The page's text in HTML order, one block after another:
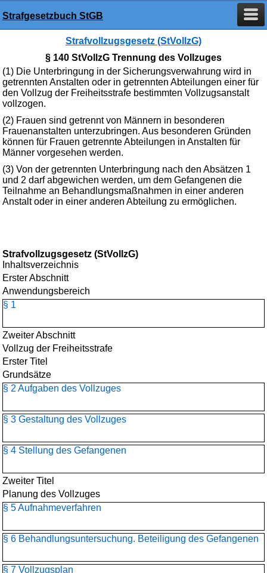
Strafgesetzbuch StGB
Strafvollzugsgesetz (StVollzG)
§ 140 StVollzG Trennung des Vollzuges
(1) Die Unterbringung in der Sicherungsverwahrung wird in
getrennten Anstalten oder in getrennten Abteilungen einer für
den Vollzug der Freiheitsstrafe bestimmten Vollzugsanstalt
vollzogen.
(2) Frauen sind getrennt von Männern in besonderen
Frauenanstalten unterzubringen. Aus besonderen Gründen
können für Frauen getrennte Abteilungen in Anstalten für
Männer vorgesehen werden.
(3) Von der getrennten Unterbringung nach den Absätzen 1
und 2 darf abgewichen werden, um dem Gefangenen die
Teilnahme an Behandlungsmaßnahmen in einer anderen
Anstalt oder in einer anderen Abteilung zu ermöglichen.
Strafvollzugsgesetz (StVollzG)
Inhaltsverzeichnis
Erster Abschnitt
Anwendungsbereich
§ 1
Zweiter Abschnitt
Vollzug der Freiheitsstrafe
Erster Titel
Grundsätze
§ 2 Aufgaben des Vollzuges
§ 3 Gestaltung des Vollzuges
§ 4 Stellung des Gefangenen
Zweiter Titel
Planung des Vollzuges
§ 5 Aufnahmeverfahren
§ 6 Behandlungsuntersuchung. Beteiligung des Gefangenen
§ 7 Vollzugsplan